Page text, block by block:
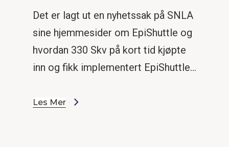
Det er lagt ut en nyhetssak på SNLA
sine hjemmesider om EpiShuttle og
hvordan 330 Skv på kort tid kjøpte
inn og fikk implementert EpiShuttle…
Les Mer